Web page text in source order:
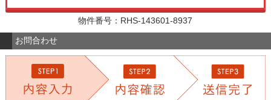
物件番号：RHS-143601-8937
お問合わせ